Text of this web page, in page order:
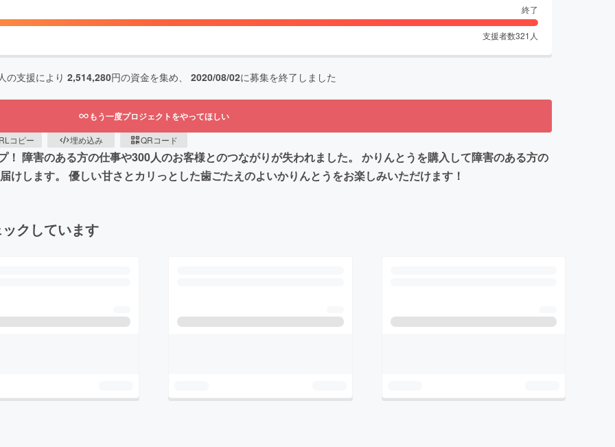
終了
支援者数321 人
の支援により 2,514,280円の資金を集め、 2020/08/02に募集を終了しました
もう一度プロジェクトをやってほしい
コピー 埋め込み QRコード
障害のある方の仕事や300人のお客様とのつながりが失われました。 かりんとうを購入して障害のある方の
けします。 優しい甘さとカリっとした歯ごたえのよいかりんとうをお楽しみいただけます！
クしています